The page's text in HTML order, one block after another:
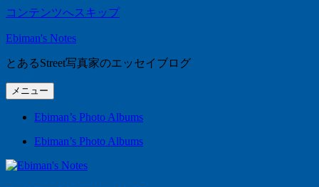
コンテンツへスキップ
Ebiman's Notes
とあるStreet写真家のエッセイブログ
メニュー
Ebiman’s Photo Albums
Ebiman’s Photo Albums